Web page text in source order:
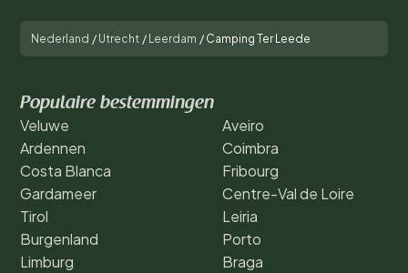
Nederland / Utrecht / Leerdam / Camping Ter Leede
Populaire bestemmingen
Veluwe
Ardennen
Costa Blanca
Gardameer
Tirol
Burgenland
Limburg
Aveiro
Coimbra
Fribourg
Centre-Val de Loire
Leiria
Porto
Braga